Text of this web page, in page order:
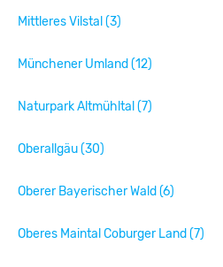
Mittleres Vilstal (3)
Münchener Umland (12)
Naturpark Altmühltal (7)
Oberallgäu (30)
Oberer Bayerischer Wald (6)
Oberes Maintal Coburger Land (7)